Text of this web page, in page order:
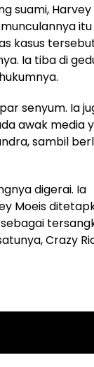
suami, Harvey
itu
kasus
Ia tiba di
senyum. Ia
awak media
sambil
digerai. Ia
Moeis
Crazy